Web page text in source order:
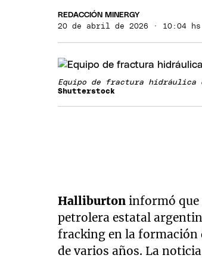
REDACCIÓN MINERGY
20 de abril de 2026 · 10:04 hs
Equipo de fractura hidráulica
Shutterstock
Halliburton informó
petrolera estatal
fracking en la formación
de varios años. La